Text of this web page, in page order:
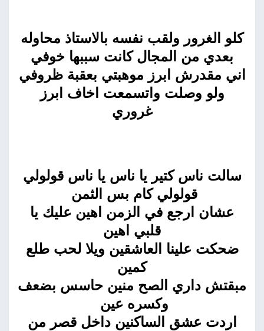
كلو الغرور ولقب نفسه بالاستاذ محاوله
بعدي من المجال كانت سببها خوفي
اني مقدرش ابرز موهبتي بعقبة ظروفي
ولو وصلت واتسمعت اخاف ابرز
غروري
سالت ناس كتير يا ناس يا ناس قولولي
قولولي كام بس الثمن
عشان ارجع في الزمن اهين عليك يا
قلبي اهين
ضحكت علينا العاشقين ويلا لحب طلع
كمين
مبقتش داري الصح منين حاسس بضعف
وكسره عين
اردت عشق الساكنين داخل قصر من